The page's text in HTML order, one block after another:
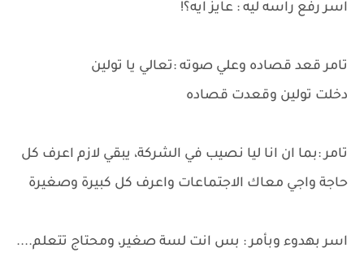
اسر رفع راسه ليه : عايز ايه؟!
تامر قعد قصاده وعلي صوته :تعالي يا تولين
دخلت تولين وقعدت قصاده
تامر :بما ان انا ليا نصيب في الشركة، يبقي لازم اعرف كل
حاجة واجي معاك الاجتماعات واعرف كل كبيرة وصغيرة
اسر بهدوء وبأمر : بس انت لسة صغير، ومحتاج تتعلم....